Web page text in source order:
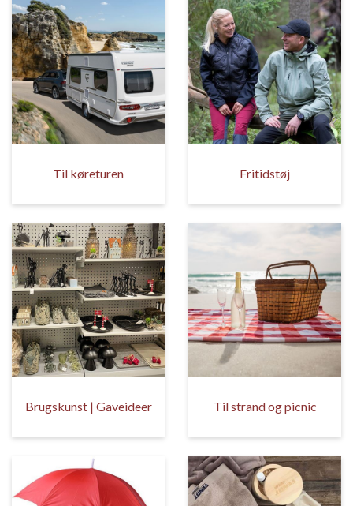
Til køreturen Fritidstøj
Brugskunst | Gaveideer Til strand og picnic